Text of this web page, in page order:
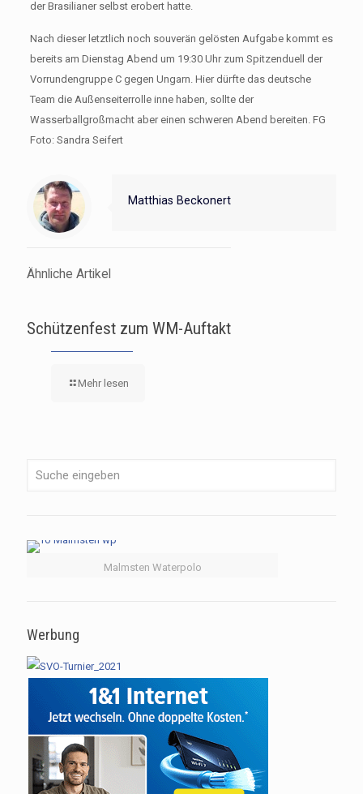
der Brasilianer selbst erobert hatte.
Nach dieser letztlich noch souverän gelösten Aufgabe kommt es
bereits am Dienstag Abend um 19:30 Uhr zum Spitzenduell der
Vorrundengruppe C gegen Ungarn. Hier dürfte das deutsche
Team die Außenseiterrolle inne haben, sollte der
Wasserballgroßmacht aber einen schweren Abend bereiten. FG
Foto: Sandra Seifert
Matthias Beckonert
Ähnliche Artikel
Schützenfest zum WM-Auftakt
Mehr lesen
Malmsten Waterpolo
Werbung